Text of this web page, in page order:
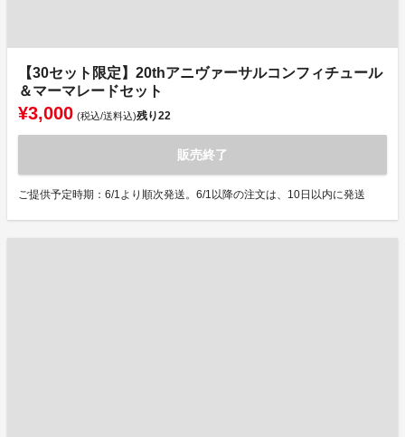
【30セット限定】20thアニヴァーサルコンフィチュール
＆マーマレードセット
¥3,000 (税込/送料込)残り22
販売終了
ご提供予定時期：6/1より順次発送。6/1以降の注文は、10日以内に発送